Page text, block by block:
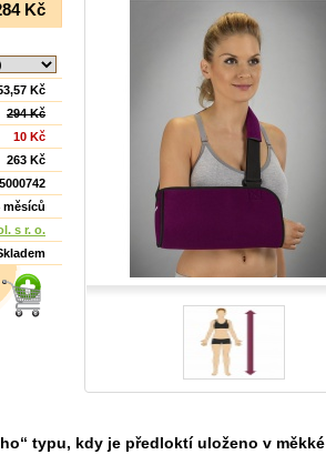
Kč
Kč
294 Kč
10 Kč
263 Kč
měsíců
s r. o.
typu, kdy je předloktí uloženo v měkké
Detail